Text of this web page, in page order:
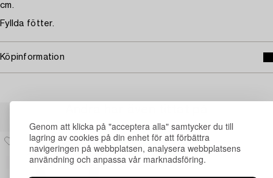
Genom att klicka på "acceptera alla" samtycker du till
lagring av cookies på din enhet för att förbättra
navigeringen på webbplatsen, analysera webbplatsens
användning och anpassa vår marknadsföring.
cm.
Fyllda fötter.
Köpinformation